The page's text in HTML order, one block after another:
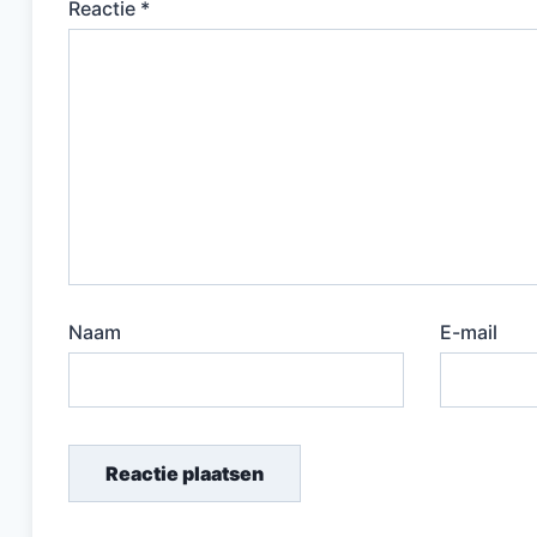
Reactie *
Naam E-mail